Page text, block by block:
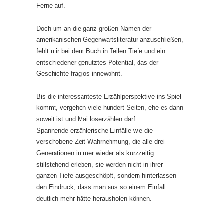
Ferne auf.
Doch um an die ganz großen Namen der
amerikanischen Gegenwartsliteratur anzuschließen,
fehlt mir bei dem Buch in Teilen Tiefe und ein
entschiedener genutztes Potential, das der
Geschichte fraglos innewohnt.
Bis die interessanteste Erzählperspektive ins Spiel
kommt, vergehen viele hundert Seiten, ehe es dann
soweit ist und Mai loserzählen darf.
Spannende erzählerische Einfälle wie die
verschobene Zeit-Wahrnehmung, die alle drei
Generationen immer wieder als kurzzeitig
stillstehend erleben, sie werden nicht in ihrer
ganzen Tiefe ausgeschöpft, sondern hinterlassen
den Eindruck, dass man aus so einem Einfall
deutlich mehr hätte herausholen können.